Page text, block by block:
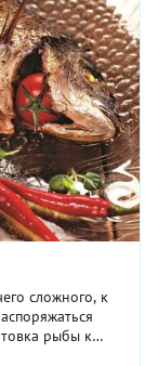
сложного, к
рыбы к